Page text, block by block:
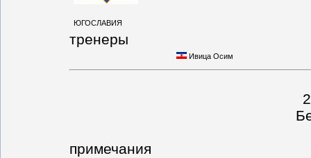
ЮГОСЛАВИЯ
тренеры
Ивица Осим
примечания